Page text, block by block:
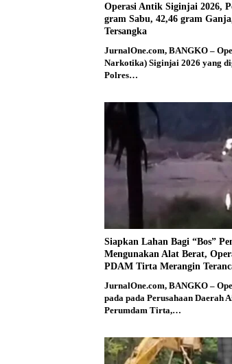
Operasi Antik Siginjai 2026,
gram Sabu, 42,46 gram
Tersangka
JurnalOne.com, BANGKO –
Narkotika) Siginjai 2026 yang
Polres…
Siapkan Lahan Bagi “Bos”
Mengunakan Alat Berat,
PDAM Tirta Merangin
JurnalOne.com, BANGKO –
pada pada Perusahaan Daerah
Perumdam Tirta,…